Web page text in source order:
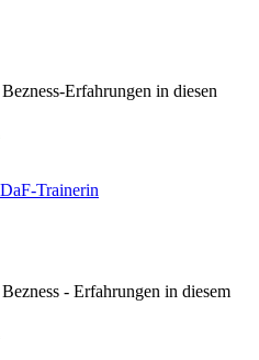
Erfahrungen in diesen
Trainerin
- Erfahrungen in diesem